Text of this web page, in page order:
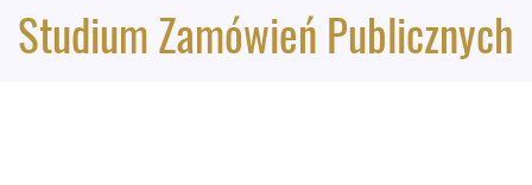
Studium Zamówień Publicznych